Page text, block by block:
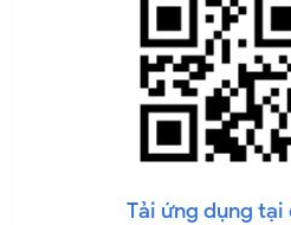
Tải ứng dụng tại